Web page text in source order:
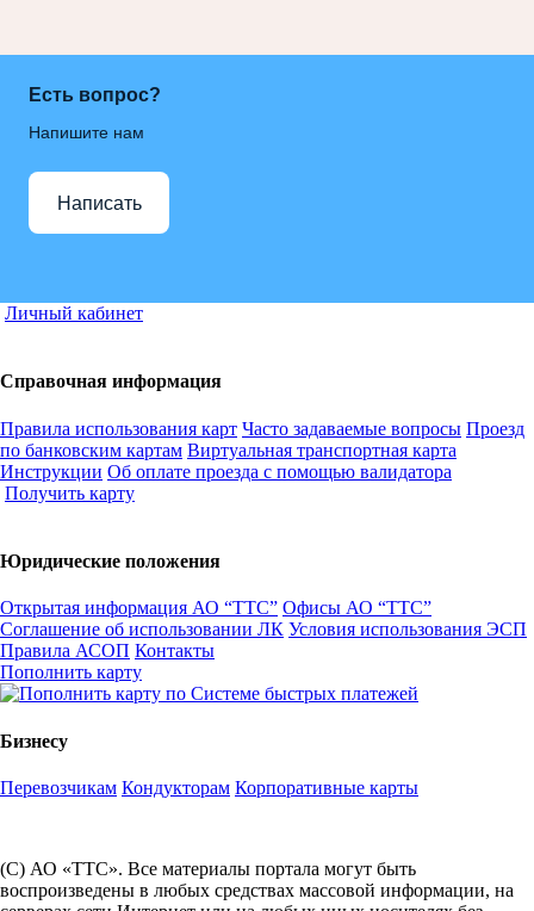
Есть вопрос?
Напишите нам
Написать
Личный кабинет
Справочная информация
Правила использования карт Часто задаваемые вопросы Проезд
по банковским картам Виртуальная транспортная карта
Инструкции Об оплате проезда с помощью валидатора
Получить карту
Юридические положения
Открытая информация АО “ТТС” Офисы АО “ТТС”
Соглашение об использовании ЛК Условия использования ЭСП
Правила АСОП Контакты
Пополнить карту
Бизнесу
Перевозчикам Кондукторам Корпоративные карты
(С) АО «ТТС». Все материалы портала могут быть
воспроизведены в любых средствах массовой информации, на